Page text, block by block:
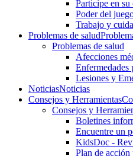
Participe en su
Poder del
Trabajo y
Problemas de salud
Problemas de salud
Afecciones
Enfermedades
Lesiones y
NoticiasNoticias
Consejos y Herramientas
Consejos y
Boletines
Encuentre un
KidsDoc -
Plan de acción